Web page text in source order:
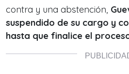
contra y una abstención,
suspendido de su cargo y
hasta que finalice el